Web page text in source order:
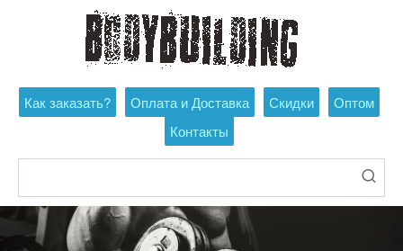
Как заказать? Оплата и Доставка Скидки
Оптом
Контакты